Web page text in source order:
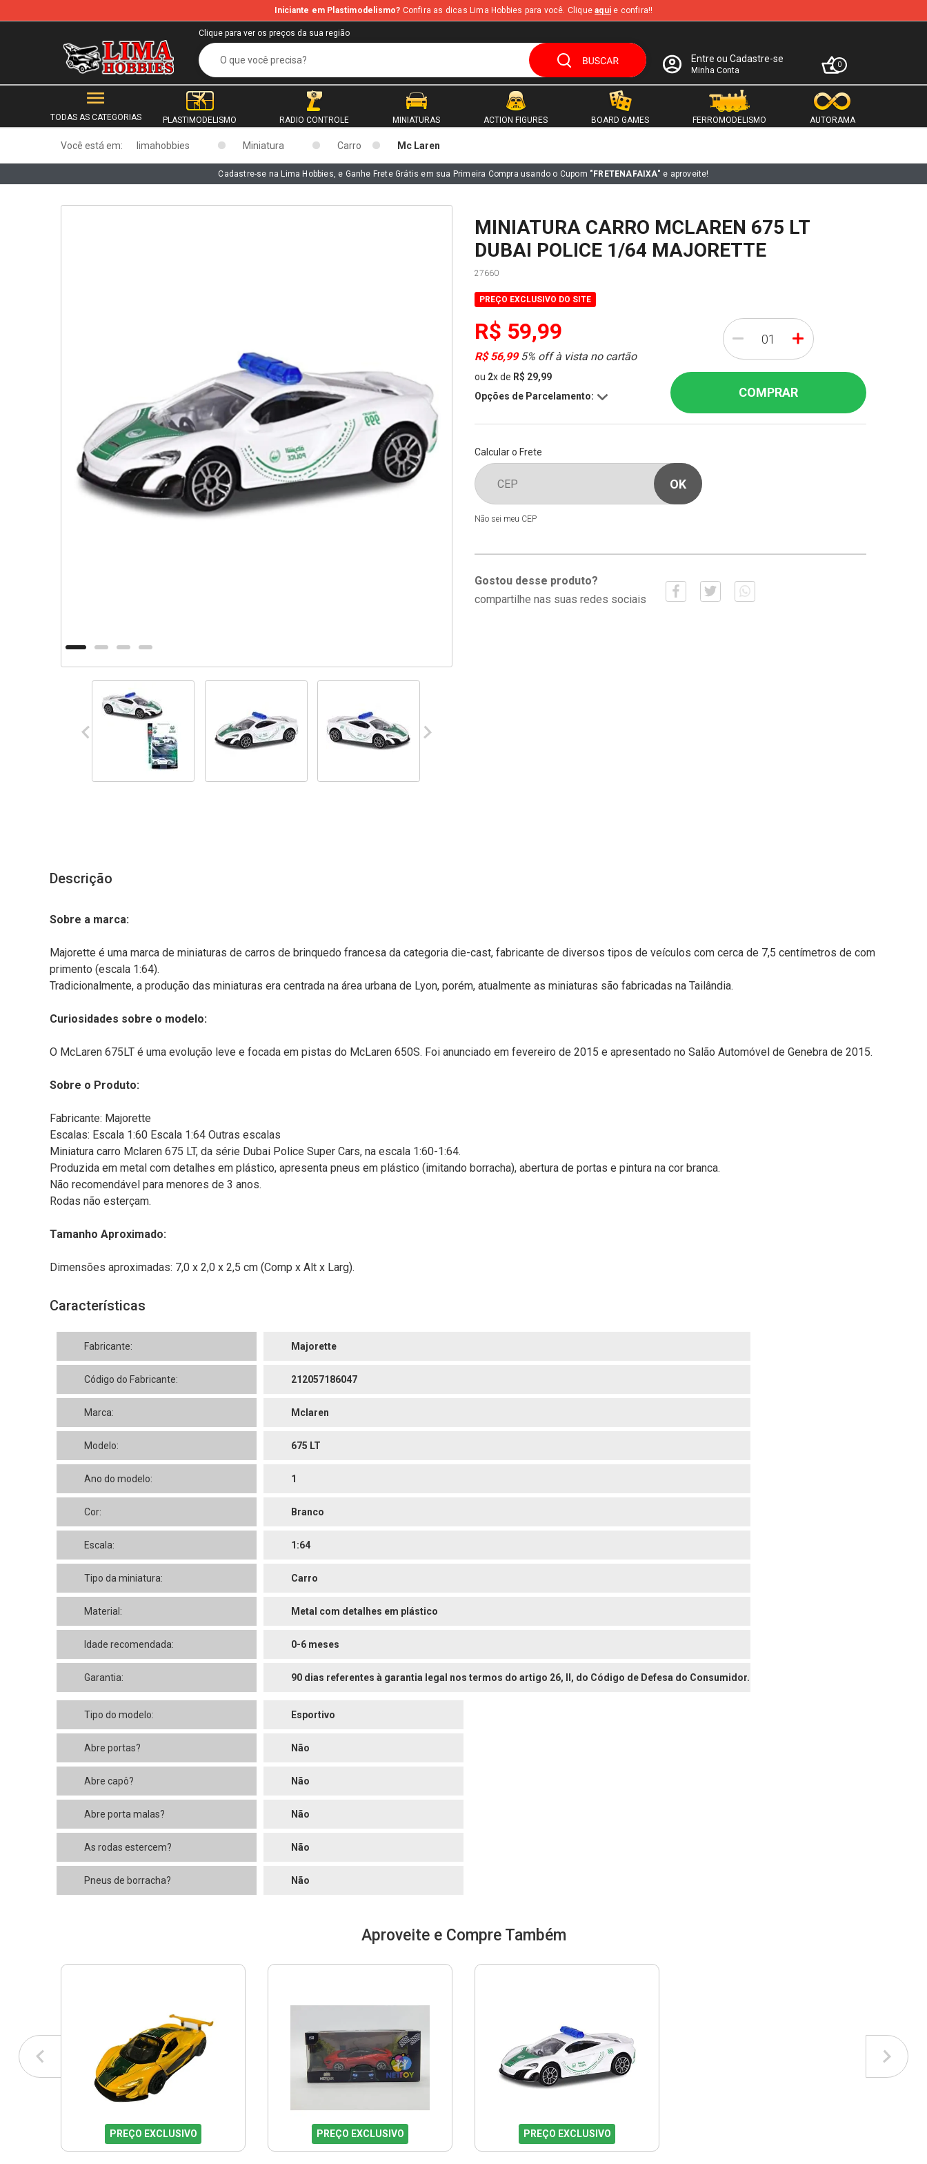
b
Iniciante em Plastimodelismo? Confira as dicas Lima Hobbies para você. Cliqueaqui e confira!!
Clique para ver os preços da sua região
Entre ou Cadastre-se
Minha Conta
0
TODAS AS CATEGORIAS PLASTIMODELISMO RADIO CONTROLE MINIATURAS ACTION FIGURES BOARD GAMES FERROMODELISMO AUTORAMA
Você está em: limahobbies Miniatura Carro Mc Laren
Cadastre-se na Lima Hobbies, e Ganhe Frete Grátis em sua Primeira Compra usando o Cupom "FRETENAFAIXA" e aproveite!
MINIATURA CARRO MCLAREN 675 LT
DUBAI POLICE 1/64 MAJORETTE
27660
PREÇO EXCLUSIVO DO SITE
R$ 59,99
R$ 56,995% off à vista no cartão
ou 2xde R$ 29,99
Opções de Parcelamento:
- +
COMPRAR
Calcular o Frete
Não sei meu CEP
Gostou desse produto?
compartilhe nas suas redes sociais
Descrição
Sobre a marca:
Majorette é uma marca de miniaturas de carros de brinquedo francesa da categoria die-cast, fabricante de diversos tipos de veículos com cerca de 7,5 centímetros de com
primento (escala 1:64).
Tradicionalmente, a produção das miniaturas era centrada na área urbana de Lyon, porém, atualmente as miniaturas são fabricadas na Tailândia.
Curiosidades sobre o modelo:
O McLaren 675LT é uma evolução leve e focada em pistas do McLaren 650S. Foi anunciado em fevereiro de 2015 e apresentado no Salão Automóvel de Genebra de 2015.
Sobre o Produto:
Fabricante: Majorette
Escalas: Escala 1:60 Escala 1:64 Outras escalas
Miniatura carro Mclaren 675 LT, da série Dubai Police Super Cars, na escala 1:60-1:64.
Produzida em metal com detalhes em plástico, apresenta pneus em plástico (imitando borracha), abertura de portas e pintura na cor branca.
Não recomendável para menores de 3 anos.
Rodas não esterçam.
Tamanho Aproximado:
Dimensões aproximadas: 7,0 x 2,0 x 2,5 cm (Comp x Alt x Larg).
Características
Fabricante: Majorette
Código do Fabricante: 212057186047
Marca: Mclaren
Modelo: 675 LT
Ano do modelo: 1
Cor: Branco
Escala: 1:64
Tipo da miniatura: Carro
Material: Metal com detalhes em plástico
Idade recomendada: 0-6 meses
Garantia: 90 dias referentes à garantia legal nos termos do artigo 26, II, do Código de Defesa do Consumidor.
Tipo do modelo: Esportivo
Abre portas? Não
Abre capô? Não
Abre porta malas? Não
As rodas estercem? Não
Pneus de borracha? Não
Aproveite e Compre Também
PREÇO EXCLUSIVO PREÇO EXCLUSIVO PREÇO EXCLUSIVO